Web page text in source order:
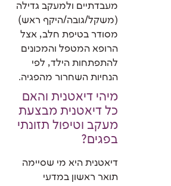
מעבדתיים ולמעקב גדילה
(משקל/גובה/היקף ראש)
מסודר בטיפת חלב, אצל
הרופא המטפל והמכונים
להתפתחות הילד, לפי
הנחיות השחרור מהפגיה.
מיהי דיאטנית והאם
כל דיאטנית מבצעת
מעקב וטיפול תזונתי
בפגים?
דיאטנית היא מי שסיימה
תואר ראשון במדעי